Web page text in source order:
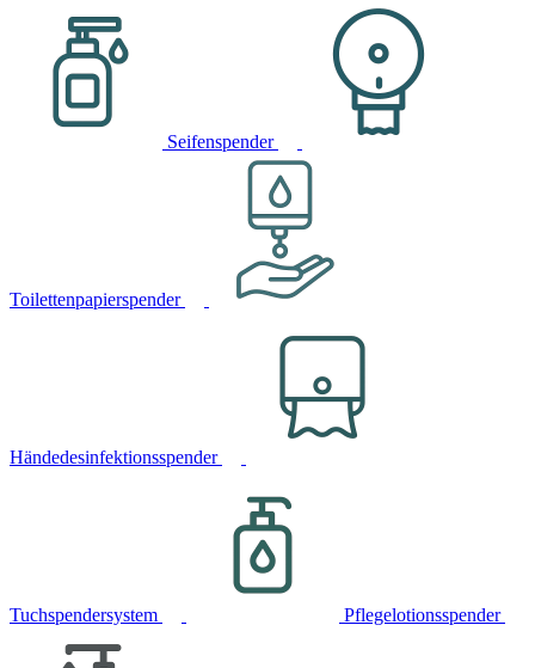
Seifenspender
Toilettenpapierspender
Händedesinfektionsspender
Tuchspendersystem Pflegelotionsspender